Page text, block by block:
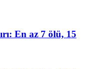
En az 7 ölü, 15